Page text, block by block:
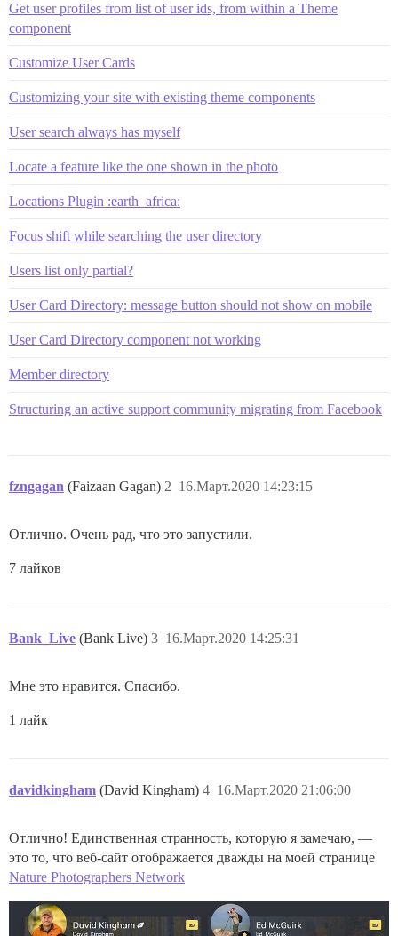
Get user profiles from list of user ids, from within a Theme
component
Customize User Cards
Customizing your site with existing theme components
User search always has myself
Locate a feature like the one shown in the photo
Locations Plugin :earth_africa:
Focus shift while searching the user directory
Users list only partial?
User Card Directory: message button should not show on mobile
User Card Directory component not working
Member directory
Structuring an active support community migrating from Facebook
fzngagan (Faizaan Gagan) 16.Март.2020 14:23:15
2
Отлично. Очень рад, что это запустили.
7 лайков
Bank_Live (Bank Live) 16.Март.2020 14:25:31
3
Мне это нравится. Спасибо.
1 лайк
davidkingham (David Kingham) 16.Март.2020 21:06:00
4
Отлично! Единственная странность, которую я замечаю, —
это то, что веб-сайт отображается дважды на моей странице
Nature Photographers Network